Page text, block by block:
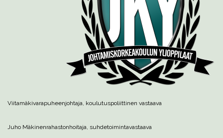
Viitamäkivarapuheenjohtaja, koulutuspoliittinen vastaava
Juho Mäkinenrahastonhoitaja, suhdetoimintavastaava